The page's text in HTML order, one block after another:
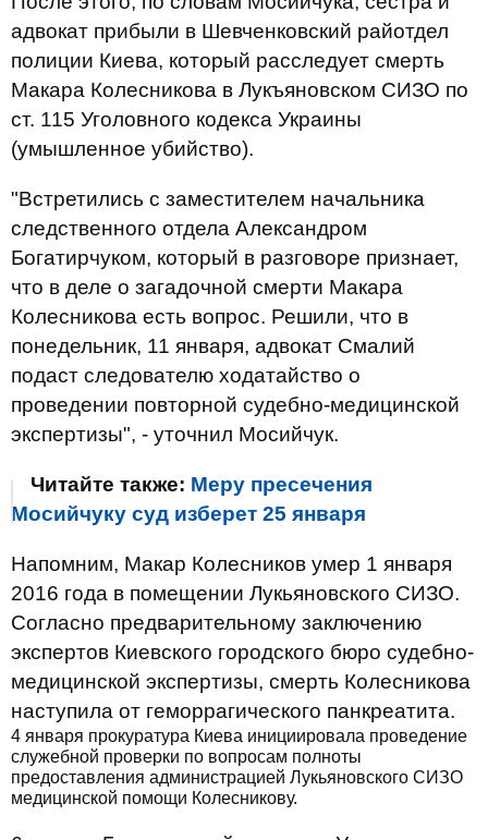
адвокат прибыли в Шевченковский райотдел
полиции Киева, который расследует смерть
Макара Колесникова в Лукъяновском СИЗО по
ст. 115 Уголовного кодекса Украины
(умышленное убийство).
"Встретились с заместителем начальника
следственного отдела Александром
Богатирчуком, который в разговоре признает,
что в деле о загадочной смерти Макара
Колесникова есть вопрос. Решили, что в
понедельник, 11 января, адвокат Смалий
подаст следователю ходатайство о
проведении повторной судебно-медицинской
экспертизы", - уточнил Мосийчук.
Читайте также: Меру пресечения
Мосийчуку суд изберет 25 января
Напомним, Макар Колесников умер 1 января
2016 года в помещении Лукьяновского СИЗО.
Согласно предварительному заключению
экспертов Киевского городского бюро судебно-
медицинской экспертизы, смерть Колесникова
наступила от геморрагического панкреатита.
4 января прокуратура Киева инициировала проведение
служебной проверки по вопросам полноты
предоставления администрацией Лукьяновского СИЗО
медицинской помощи Колесникову.